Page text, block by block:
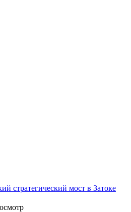
стратегический мост в Затоке